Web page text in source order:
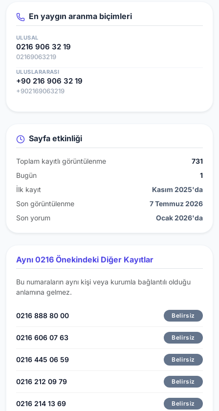
En yaygın aranma biçimleri
ULUSAL
0216 906 32 19
02169063219
ULUSLARARASI
+90 216 906 32 19
+902169063219
Sayfa etkinliği
Toplam kayıtlı görüntülenme
731
Bugün
1
İlk kayıt
Kasım 2025'da
Son görüntülenme
7 Temmuz 2026
Son yorum
Ocak 2026'da
Aynı 0216 Önekindeki Diğer Kayıtlar
Bu numaraların aynı kişi veya kurumla bağlantılı olduğu
anlamına gelmez.
0216 888 80 00 Belirsiz
0216 606 07 63 Belirsiz
0216 445 06 59 Belirsiz
0216 212 09 79 Belirsiz
0216 214 13 69 Belirsiz